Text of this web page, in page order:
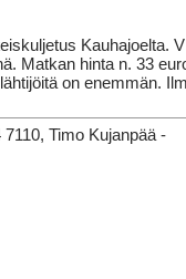
Kauhajoelta.
Matkan hinta n. 33
on enemmän.
7110, Timo Kujanpää -